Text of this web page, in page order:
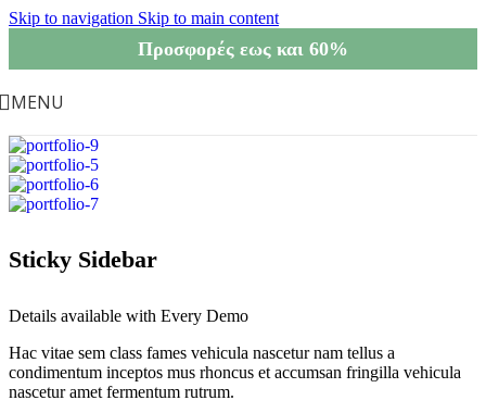
Skip to navigation Skip to main content
Προσφορές εως και 60%
MENU
Sticky Sidebar
Details available with Every Demo
Hac vitae sem class fames vehicula nascetur nam tellus a
condimentum inceptos mus rhoncus et accumsan fringilla vehicula
nascetur amet fermentum rutrum.